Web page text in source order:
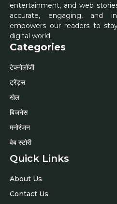
entertainment, and web
accurate, engaging, and
empowers our readers to
digital world.
Categories
टेक्नोलॉजी
ट्रेंड्स
खेल
बिजनेस
मनोरंजन
वेब स्टोरी
Quick Links
About Us
Contact Us